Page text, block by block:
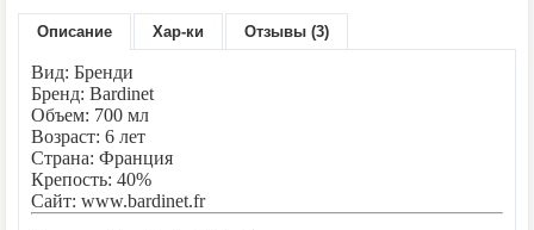
Производитель: Bardinet
Цена:
Описание Хар-ки Отзывы (3)
Вид: Бренди
Бренд: Bardinet
Объем: 700 мл
Возраст: 6 лет
Страна: Франция
Крепость: 40%
Сайт: www.bardinet.fr